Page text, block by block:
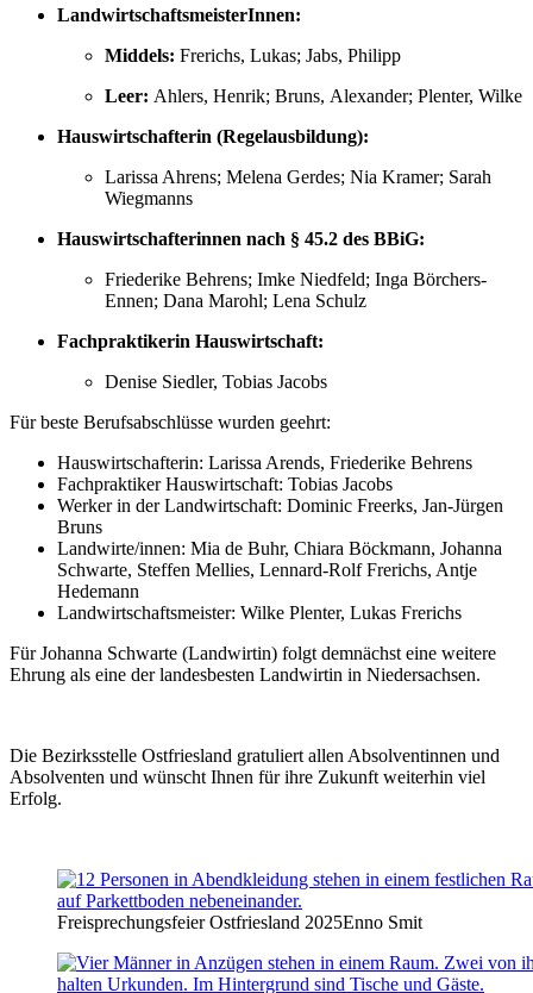
LandwirtschaftsmeisterInnen:
Middels: Frerichs, Lukas; Jabs, Philipp
Leer: Ahlers, Henrik; Bruns, Alexander; Plenter, Wilke
Hauswirtschafterin (Regelausbildung):
Larissa Ahrens; Melena Gerdes; Nia Kramer; Sarah
Wiegmanns
Hauswirtschafterinnen nach § 45.2 des BBiG:
Friederike Behrens; Imke Niedfeld; Inga Börchers-
Ennen; Dana Marohl; Lena Schulz
Fachpraktikerin Hauswirtschaft:
Denise Siedler, Tobias Jacobs
Für beste Berufsabschlüsse wurden geehrt:
Hauswirtschafterin: Larissa Arends, Friederike Behrens
Fachpraktiker Hauswirtschaft: Tobias Jacobs
Werker in der Landwirtschaft: Dominic Freerks, Jan-Jürgen
Bruns
Landwirte/innen: Mia de Buhr, Chiara Böckmann, Johanna
Schwarte, Steffen Mellies, Lennard-Rolf Frerichs, Antje
Hedemann
Landwirtschaftsmeister: Wilke Plenter, Lukas Frerichs
Für Johanna Schwarte (Landwirtin) folgt demnächst eine weitere
Ehrung als eine der landesbesten Landwirtin in Niedersachsen.
Die Bezirksstelle Ostfriesland gratuliert allen Absolventinnen und
Absolventen und wünscht Ihnen für ihre Zukunft weiterhin viel
Erfolg.
Freisprechungsfeier Ostfriesland 2025Enno Smit